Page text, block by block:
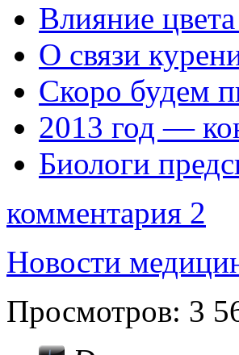
Влияние
О связи
Скоро будем
2013 год —
Биологи
комментария 2
Новости
Просмотров: 3